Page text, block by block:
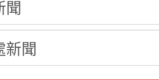
第3招)